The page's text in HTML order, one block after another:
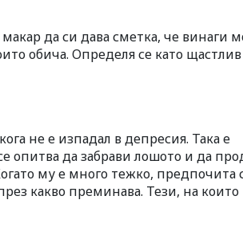
да си дава сметка, че винаги
обича. Определя се като
не е изпадал в депресия. Така е
опитва да забрави лошото и да
му е много тежко, предпочита
какво преминава. Тези, на които